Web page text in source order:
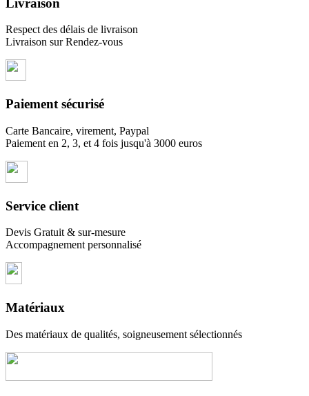
Livraison
Respect des délais de livraison
Livraison sur Rendez-vous
Paiement sécurisé
Carte Bancaire, virement, Paypal
Paiement en 2, 3, et 4 fois jusqu'à 3000 euros
Service client
Devis Gratuit & sur-mesure
Accompagnement personnalisé
Matériaux
Des matériaux de qualités, soigneusement sélectionnés